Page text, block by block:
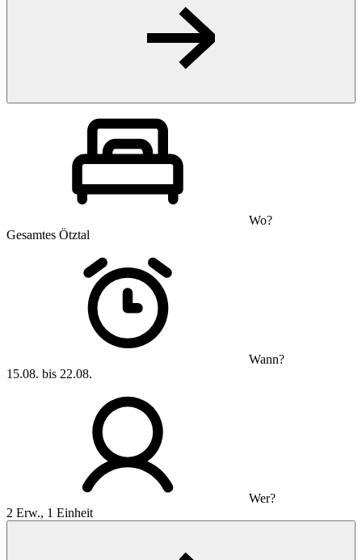
Wo?
Gesamtes Ötztal
Wann?
15.08. bis 22.08.
Wer?
2 Erw., 1 Einheit